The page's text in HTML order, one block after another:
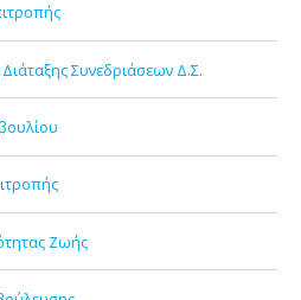
Συνεδριάσεων Δ.Σ.
Ζωής